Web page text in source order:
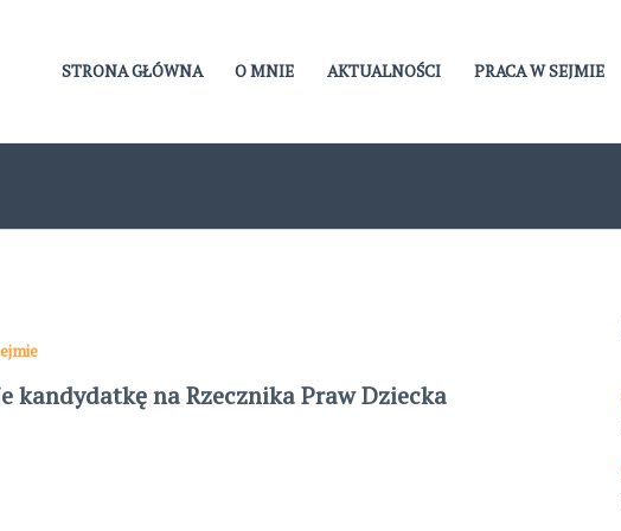
STRONA GŁÓWNA O MNIE AKTUALNOŚCI PRACA W SEJMIE
kandydatkę na Rzecznika Praw Dziecka